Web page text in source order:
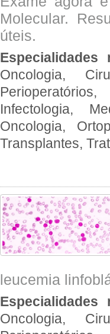
Molecular.
úteis.
Especialidades
Oncologia,
Infectologia,
Oncologia,
Transplantes,
leucemia
Especialidades
Oncologia,